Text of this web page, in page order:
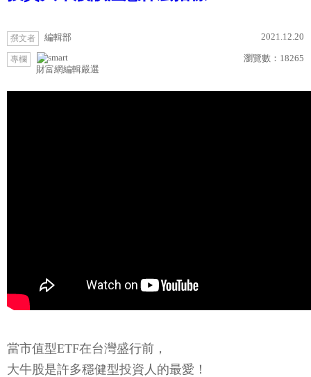
撰文者 編輯部 2021.12.20
專欄
財富網編輯嚴選
瀏覽數： 18265
當市值型ETF在台灣盛行前，
大牛股是許多穩健型投資人的最愛！